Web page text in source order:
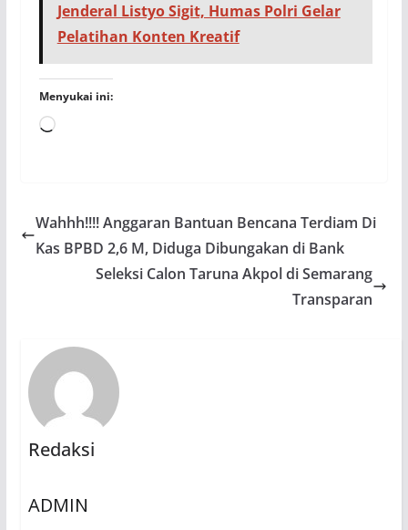
Jenderal Listyo Sigit, Humas Polri Gelar
Pelatihan Konten Kreatif
Menyukai ini:
Memuat...
Wahhh!!!! Anggaran Bantuan Bencana Terdiam Di
Kas BPBD 2,6 M, Diduga Dibungakan di Bank
Seleksi Calon Taruna Akpol di Semarang
Transparan
Redaksi
ADMIN